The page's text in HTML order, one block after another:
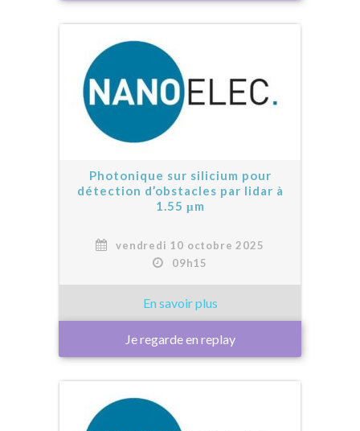
Photonique sur silicium pour
détection d’obstacles par lidar à
1.55 μm
vendredi 10 octobre 2025
09h15
Je regarde en replay